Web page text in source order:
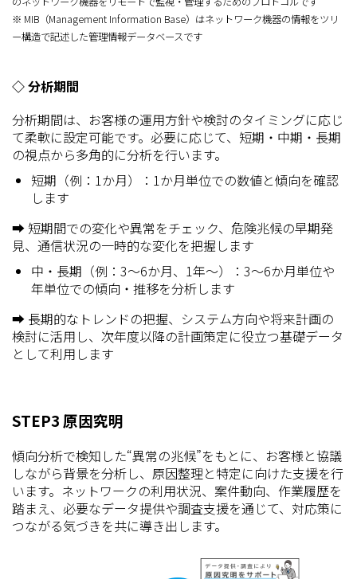
※ MIB（Management Information Base）はネットワーク機器の情報をツリ
ー構造で記述した管理情報データベースです
◇ 分析期間
分析期間は、お客様の運用方針や検討のタイミングに応じ
て柔軟に設定可能です。必要に応じて、短期・中期・長期
の視点から多角的に分析を行います。
短期（例：1か月）：1か月単位での数値と傾向を確認
します
➡ 短期間での変化や異常をチェック、危険兆候の早期発
見、通信状況の一時的な変化を把握します
中・長期（例：3～6か月、1年～）：3～6か月単位や
年単位での傾向・推移を分析します
➡ 長期的なトレンドの把握、システム方向や将来計画の
検討に活用し、次年度以降の計画策定に役立つ基礎データ
として利用します
STEP3 原因究明
傾向分析で検知した“異常の兆候”をもとに、お客様と協議
しながら背景を分析し、原因整理と特定に向けた支援を行
います。ネットワークの利用状況、案件動向、作業履歴を
踏まえ、必要なデータ提供や調査支援を通じて、対応策に
つながる気づきを共に導き出します。